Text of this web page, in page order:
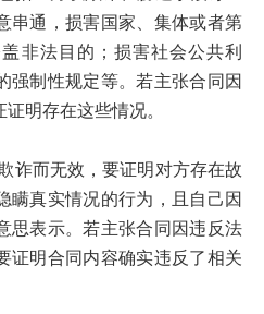
串通，损害国家、集体或者第
非法目的；损害社会公共利
强制性规定等。若主张合同因
明存在这些情况。
而无效，要证明对方存在故
瞒真实情况的行为，且自己因
思表示。若主张合同因违反法
证明合同内容确实违反了相关